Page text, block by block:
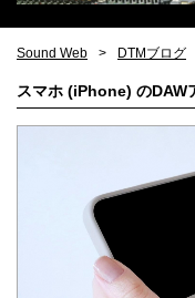
Sound Web DTMブログ
スマホ (iPhone) のDAW